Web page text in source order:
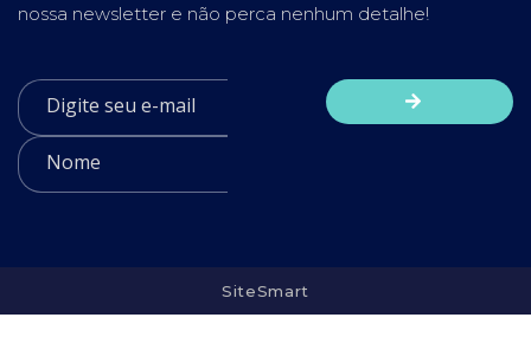
nossa newsletter e não perca nenhum detalhe!
SiteSmart